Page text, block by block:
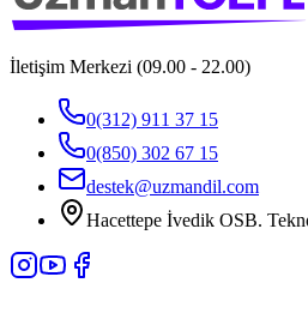
İletişim Merkezi (09.00 - 22.00)
0(312) 911 37 15
0(850) 302 67 15
destek@uzmandil.com
Hacettepe İvedik OSB.